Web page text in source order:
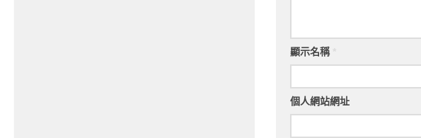
顯示名稱
個人網站網址